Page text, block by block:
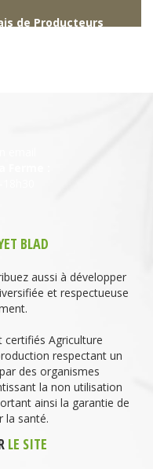
de Producteurs
BLAD
aussi à développer
et respectueuse
certifiés Agriculture
respectant un
des organismes
la non utilisation
ainsi la garantie de
la santé.
LE SITE